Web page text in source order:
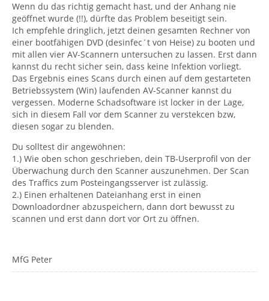
0 Hinweise
Wenn du das richtig gemacht hast, und der Anhang nie
geöffnet wurde (!!), dürfte das Problem beseitigt sein.
Ich empfehle dringlich, jetzt deinen gesamten Rechner von
einer bootfähigen DVD (desinfec´t von Heise) zu booten und
mit allen vier AV-Scannern untersuchen zu lassen. Erst dann
kannst du recht sicher sein, dass keine Infektion vorliegt.
Das Ergebnis eines Scans durch einen auf dem gestarteten
Betriebssystem (Win) laufenden AV-Scanner kannst du
vergessen. Moderne Schadsoftware ist locker in der Lage,
sich in diesem Fall vor dem Scanner zu verstekcen bzw,
diesen sogar zu blenden.
Du solltest dir angewöhnen:
1.) Wie oben schon geschrieben, dein TB-Userprofil von der
Überwachung durch den Scanner auszunehmen. Der Scan
des Traffics zum Posteingangsserver ist zulässig.
2.) Einen erhaltenen Dateianhang erst in einen
Downloadordner abzuspeichern, dann dort bewusst zu
scannen und erst dann dort vor Ort zu öffnen.
MfG Peter